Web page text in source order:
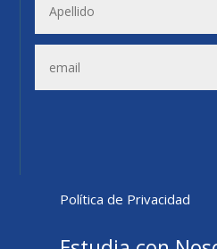
Política de Privacidad